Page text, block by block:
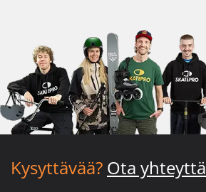
Kysyttävää? Ota yhteyttä